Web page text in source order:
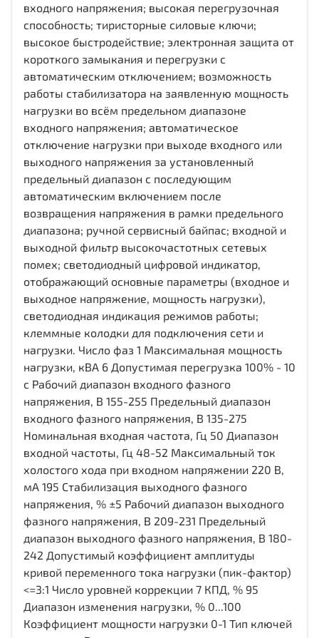
входного напряжения; высокая перегрузочная
способность; тиристорные силовые ключи;
высокое быстродействие; электронная защита от
короткого замыкания и перегрузки с
автоматическим отключением; возможность
работы стабилизатора на заявленную мощность
нагрузки во всём предельном диапазоне
входного напряжения; автоматическое
отключение нагрузки при выходе входного или
выходного напряжения за установленный
предельный диапазон с последующим
автоматическим включением после
возвращения напряжения в рамки предельного
диапазона; ручной сервисный байпас; входной и
выходной фильтр высокочастотных сетевых
помех; светодиодный цифровой индикатор,
отображающий основные параметры (входное и
выходное напряжение, мощность нагрузки),
светодиодная индикация режимов работы;
клеммные колодки для подключения сети и
нагрузки. Число фаз 1 Максимальная мощность
нагрузки, кВА 6 Допустимая перегрузка 100% - 10
с Рабочий диапазон входного фазного
напряжения, В 155-255 Предельный диапазон
входного фазного напряжения, В 135-275
Номинальная входная частота, Гц 50 Диапазон
входной частоты, Гц 48-52 Максимальный ток
холостого хода при входном напряжении 220 В,
мА 195 Стабилизация выходного фазного
напряжения, % ±5 Рабочий диапазон выходного
фазного напряжения, В 209-231 Предельный
диапазон выходного фазного напряжения, В 180-
242 Допустимый коэффициент амплитуды
кривой переменного тока нагрузки (пик-фактор)
<=3:1 Число уровней коррекции 7 КПД, % 95
Диапазон изменения нагрузки, % 0...100
Коэффициент мощности нагрузки 0-1 Тип ключей